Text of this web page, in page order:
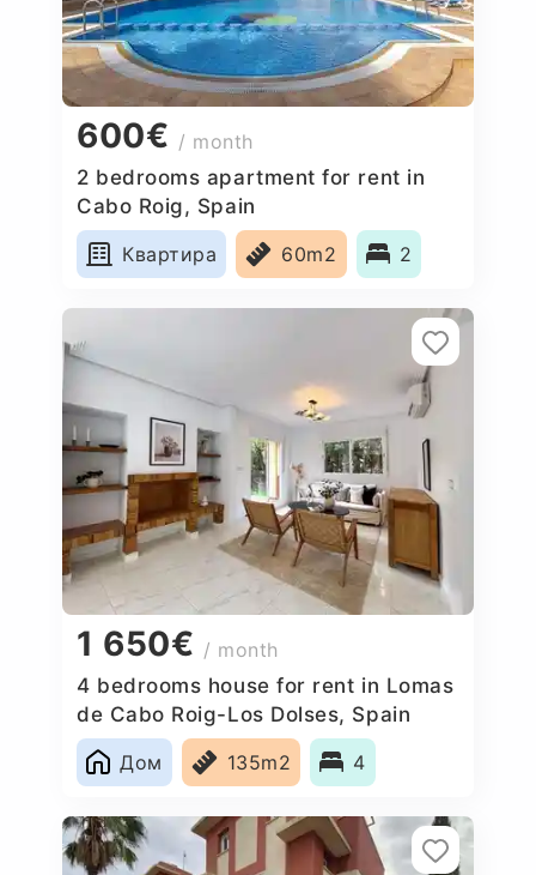
600€ / month
2 bedrooms apartment for rent in
Cabo Roig, Spain
Квартира
60m2 2
1 650€ / month
4 bedrooms house for rent in Lomas
de Cabo Roig-Los Dolses, Spain
Дом
135m2 4